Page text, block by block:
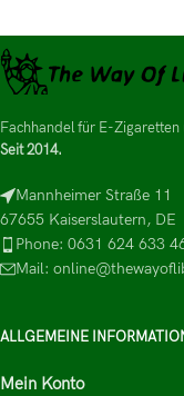
Fachhandel für E-Zigaretten
Seit 2014.
Mannheimer Straße 11
67655 Kaiserslautern, DE
Phone: 0631 624 633
Mail:
ALLGEMEINE
Mein Konto